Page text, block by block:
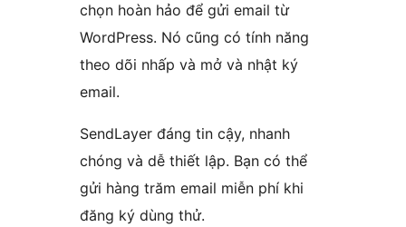
chọn hoàn hảo để gửi email từ
WordPress. Nó cũng có tính năng
theo dõi nhấp và mở và nhật ký
email.
SendLayer đáng tin cậy, nhanh
chóng và dễ thiết lập. Bạn có thể
gửi hàng trăm email miễn phí khi
đăng ký dùng thử.